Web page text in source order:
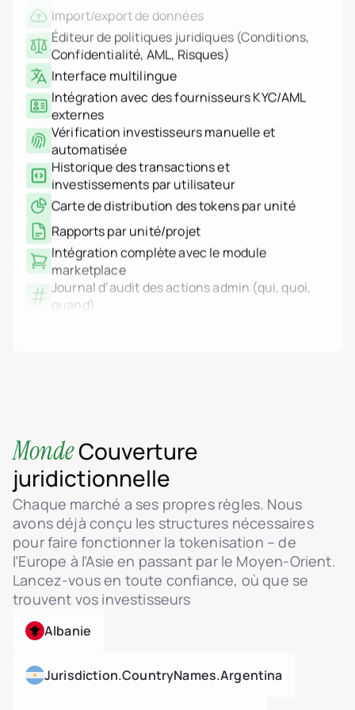
Confidentialité, AML, Risques)
Interface multilingue
Intégration avec des fournisseurs KYC/AML
externes
Vérification investisseurs manuelle et
automatisée
Historique des transactions et
investissements par utilisateur
Carte de distribution des tokens par unité
Rapports par unité/projet
Intégration complète avec le module
marketplace
Journal d’audit des actions admin (qui, quoi,
quand)
Journalisation système basée sur l’IP
(authentification, actions, échecs)
Support MFA pour l’accès administrateur
Tableau de bord d’activité en temps réel
(utilisateurs, ventes, tokens)
Transferts de tokens déclenchés par l’admin
Système de tickets sécurisé avec centre d’aide
Interface de chat admin pour les tickets avec
les investisseurs
Gestion du statut des tickets : En cours
Pièces jointes dans le dialogue utilisateur-
Tokenisation d’actifs immobiliers
MondeCouverture
juridictionnelle
Chaque marché a ses propres règles. Nous
avons déjà conçu les structures nécessaires
pour faire fonctionner la tokenisation – de
l’Europe à l’Asie en passant par le Moyen-Orient.
Lancez-vous en toute confiance, où que se
trouvent vos investisseurs
Albanie
Jurisdiction.countryNames.argentina
Suisse
Thaïlande
Émirats arabes unis
Monde entier
Cas d'usage
Plateforme
Tarifs
Contact